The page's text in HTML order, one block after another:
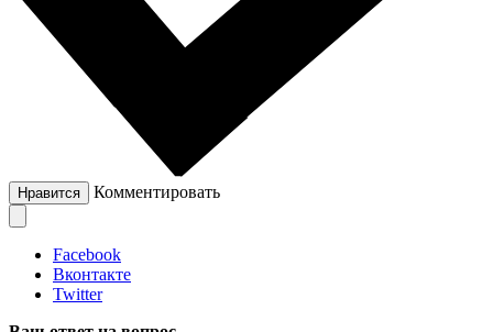
Нравится Комментировать
Facebook
Вконтакте
Twitter